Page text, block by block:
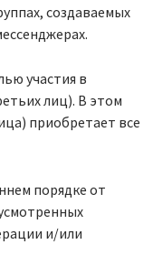
создаваемых
участия в
лиц). В этом
приобретает все
порядке от
и/или